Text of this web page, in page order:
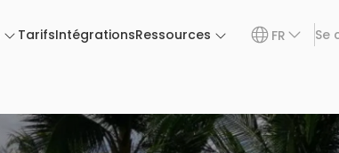
TarifsIntégrationsRessources FR Se